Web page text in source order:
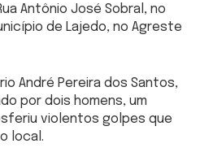
Antônio José Sobral, no
de Lajedo, no Agreste
André Pereira dos Santos,
por dois homens, um
violentos golpes que
local.